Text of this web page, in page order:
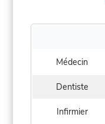
Médecin
Dentiste
Infirmier